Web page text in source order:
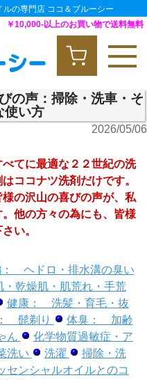
の専門店 ココ＆ブルーシー
￥10,000-以上のお買い物で送料無料
の声：掃除・洗車・そ
使い方
2026/05/06
てに最適な２２世紀の洗
ココナツ洗剤だけです。
の沢山の喜びの声が、私
他の方々の為にも、皆様
い。
： ヘドロ・排水溝の臭い
乾燥肌・肌荒れ・手荒
健康： 洗髪・育毛・抜
髭剃り
体臭： 加齢
ん
化学物質過敏症・ア
洗い 洗濯
掃除・洗
センシャルオイルとのコ